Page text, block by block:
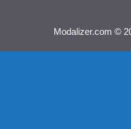
Modalizer.com ©